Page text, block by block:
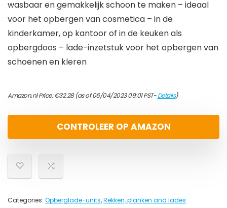
wasbaar en gemakkelijk schoon te maken – ideaal
voor het opbergen van cosmetica – in de
kinderkamer, op kantoor of in de keuken als
opbergdoos – lade-inzetstuk voor het opbergen van
schoenen en kleren
Amazon.nl Price:€32.28(as of 06/04/2023 09:01 PST-Details)
CONTROLEER OP AMAZON
Categories: Opberglade-units,Rekken, planken and lades